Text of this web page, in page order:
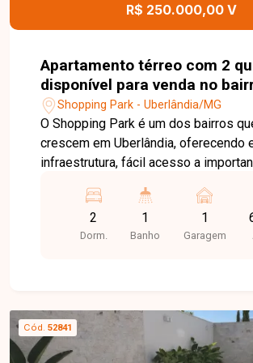
R$ 250.000,00 V
Apartamento térreo com 2
disponível para venda no
Shopping Park em Uberlândia-
Shopping Park - Uberlândia/MG
O Shopping Park é um dos bairros
crescem em Uberlândia, oferecendo
infraestrutura, fácil acesso a
serviços. A região proporciona
dia a dia, além de contar com
supermercados, farmácias e opções
área construída e 25,45 m² de área
externa, ideal para quem valoriza
funcionalidade. O imóvel dispõe de
2
Dorm.
1
Banho
1
Garagem
Cód. 52841